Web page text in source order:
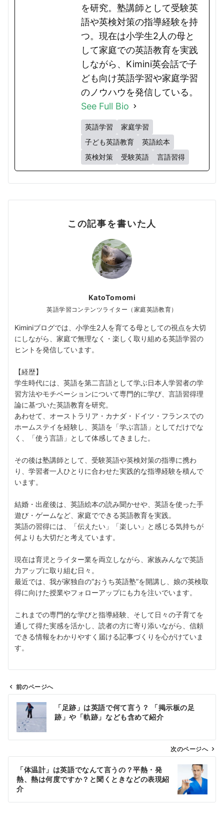
を研究。塾講師として受験英
語や英検対策の指導経験を持
つ。現在は小学生2人の母と
して家庭での英語教育を実践
しながら、Kimini英会話で子
ども向け英語学習や家庭学習
のノウハウを発信している。
See Full Bio
英語学習
家庭学習
子ども英語教育
英語絵本
英検対策
受験英語 言語習得
この記事を書いた人
KatoTomomi
英語学習コンテンツライター（家庭英語教育）
Kiminiブログでは、小学生2人を育てる母としての視点を大切
にしながら、家庭で無理なく・楽しく取り組める英語学習の
ヒントを発信しています。
【経歴】
学生時代には、英語を第二言語として学ぶ日本人学習者の学
習方法やモチベーションについて専門的に学び、言語習得理
論に基づいた英語教育を研究。
あわせて、オーストラリア・カナダ・ドイツ・フランスでの
ホームステイを経験し、英語を「学ぶ言語」としてだけでな
く、「使う言語」として体感してきました。
その後は塾講師として、受験英語や英検対策の指導に携わ
り、学習者一人ひとりに合わせた実践的な指導経験を積んで
います。
結婚・出産後は、英語絵本の読み聞かせや、英語を使った手
遊び・ゲームなど、家庭でできる英語教育を実践。
英語の習得には、「伝えたい」「楽しい」と感じる気持ちが
何よりも大切だと考えています。
現在は育児とライター業を両立しながら、家族みんなで英語
力アップに取り組む日々。
最近では、我が家独自の“おうち英語塾”を開講し、娘の英検取
得に向けた授業やフォローアップにも力を注いでいます。
これまでの専門的な学びと指導経験、そして日々の子育てを
通して得た実感を活かし、読者の方に寄り添いながら、信頼
できる情報をわかりやすく届ける記事づくりを心がけていま
す。
ン
前のページへ
「足跡」は英語で何て言う？ 「掲示板の足
跡」や「軌跡」なども含めて紹介
次のページへ
「体温計」は英語でなんて言うの？平熱・発
熱、熱は何度ですか？と聞くときなどの表現紹
介